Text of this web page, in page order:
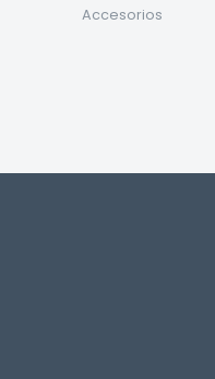
Accesorios